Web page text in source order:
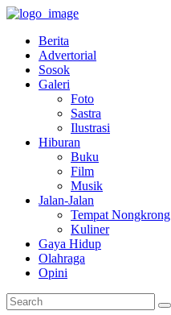
Berita
Advertorial
Sosok
Galeri
Foto
Sastra
Ilustrasi
Hiburan
Buku
Film
Musik
Jalan-Jalan
Tempat Nongkrong
Kuliner
Gaya Hidup
Olahraga
Opini